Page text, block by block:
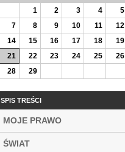
1
2 3 4 5
7
8 9 10 11 12
14
15 16 17 18 19
21
22 23 24 25 26
28
29
SPIS TREŚCI
MOJE PRAWO
ŚWIAT